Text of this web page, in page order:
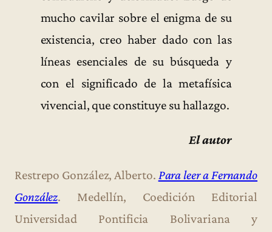
mucho cavilar sobre el enigma de su
existencia, creo haber dado con las
líneas esenciales de su búsqueda y
con el significado de la metafísica
vivencial, que constituye su hallazgo.
El autor
Restrepo González, Alberto. Para leer a Fernando
González. Medellín, Coedición Editorial
Universidad Pontificia Bolivariana y